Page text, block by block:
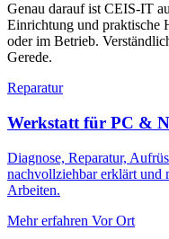
Genau darauf ist CEIS-IT
Einrichtung und praktische
oder im Betrieb.
Gerede.
Reparatur
Werkstatt für PC &
Diagnose, Reparatur,
nachvollziehbar erklärt und
Arbeiten.
Mehr erfahren Vor Ort